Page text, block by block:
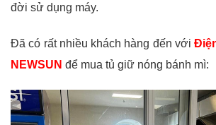
đời sử dụng máy.
Đã có rất nhiều khách hàng đến với
NEWSUN để mua tủ giữ nóng bánh mì: